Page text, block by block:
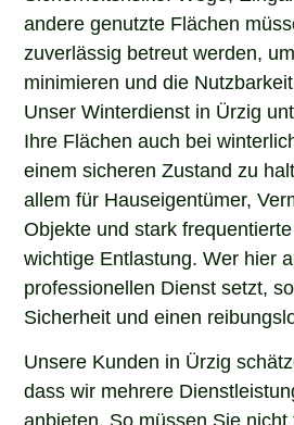
andere genutzte Flächen
zuverlässig betreut werden,
minimieren und die
Unser Winterdienst in Ürzig
Ihre Flächen auch bei
einem sicheren Zustand zu
allem für Hauseigentümer,
Objekte und stark
wichtige Entlastung. Wer hier
professionellen Dienst setzt,
Sicherheit und einen
Unsere Kunden in Ürzig
dass wir mehrere
anbieten. So müssen Sie